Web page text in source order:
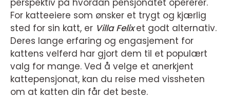
perspektiv på hvordan pensjonatet opererer.
For katteeiere som ønsker et trygt og kjærlig
sted for sin katt, er Villa Felix et godt alternativ.
Deres lange erfaring og engasjement for
kattens velferd har gjort dem til et populært
valg for mange. Ved å velge et anerkjent
kattepensjonat, kan du reise med vissheten
om at katten din får det beste.